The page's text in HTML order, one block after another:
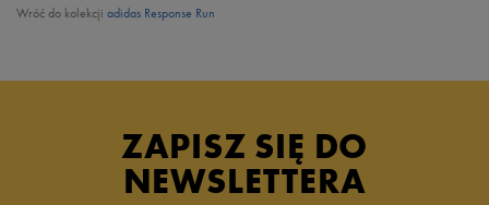
Wróć do kolekcji adidas Response Run
ZAPISZ SIĘ DO
NEWSLETTERA